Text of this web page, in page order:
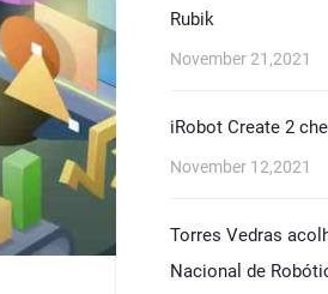
Rubik
November 21,2021
iRobot Create 2
November 12,2021
Torres Vedras
Nacional de